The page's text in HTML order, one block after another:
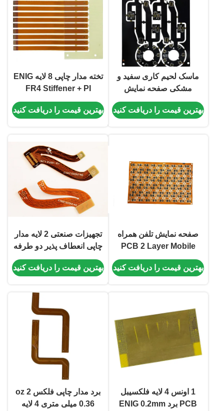
ماسک لحیم کاری سفید و
مشکی صفحه نمایش
ابریشم با ضخامت تخته مدار
چاپی 6 لایه فلکس 0.6 میلی
بهترین قیمت را دریافت کنید
تخته مدار چاپی 8 لایه ENIG
FR4 Stiffener + PI
Coverly Film 1mm PCB
Flex
بهترین قیمت را دریافت کنید
صفحه نمایش تلفن همراه
PCB 2 Layer Mobile
FPC PCB ارتباطی ENIG
بهترین قیمت را دریافت کنید
تجهیزات صنعتی 2 لایه مدار
چاپی انعطاف پذیر دو طرفه
FPC RA
بهترین قیمت را دریافت کنید
1 اونس 4 لایه فلکسیبل
PCB برد ENIG 0.2mm
برد مدار چاپی فلکس 2 oz
0.36 میلی متری 4 لایه